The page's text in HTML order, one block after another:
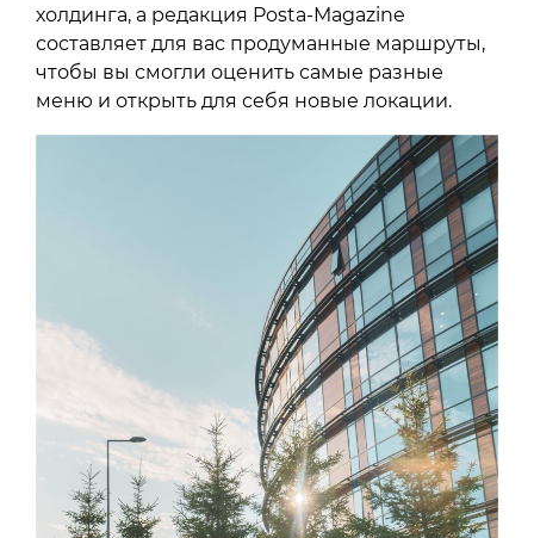
холдинга, а редакция Posta-Magazine
составляет для вас продуманные маршруты,
чтобы вы смогли оценить самые разные
меню и открыть для себя новые локации.